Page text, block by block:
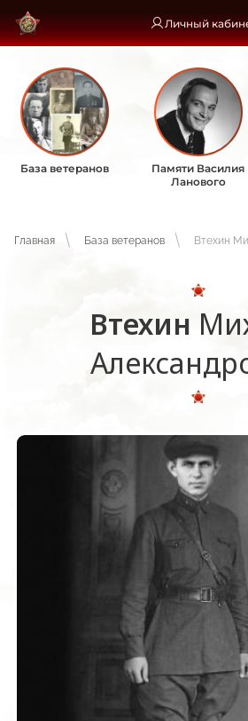
Личный
База ветеранов
Памяти Василия
Ланового
Главная База ветеранов Втехин
Втехин